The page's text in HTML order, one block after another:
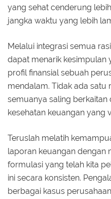
yang sehat cenderung
jangka waktu yang lebih
Melalui integrasi semua
dapat menarik kesimpulan
profil finansial sebuah
mendalam. Tidak ada satu
semuanya saling
kesehatan keuangan yang
Teruslah melatih
laporan keuangan dengan
formulasi yang telah kita
ini secara konsisten.
berbagai kasus